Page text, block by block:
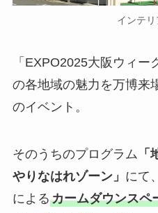
インテ
「EXPO2025大阪ウィ
の各地域の魅力を万博来
のイベント。
そのうちのプログラム
やりなはれゾーン」 にて
によるカームダウンスペ